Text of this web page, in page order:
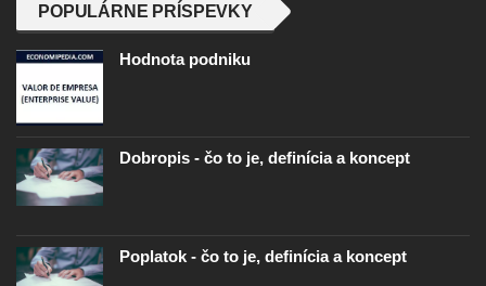
POPULÁRNE PRÍSPEVKY
Hodnota podniku
Dobropis - čo to je, definícia a koncept
Poplatok - čo to je, definícia a koncept